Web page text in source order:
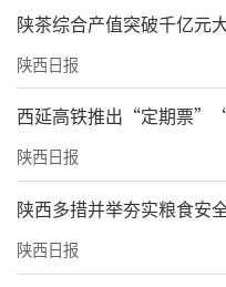
陕茶综合产值突破千亿元
陕西日报
西延高铁推出“定期票
陕西日报
陕西多措并举夯实粮食安
陕西日报